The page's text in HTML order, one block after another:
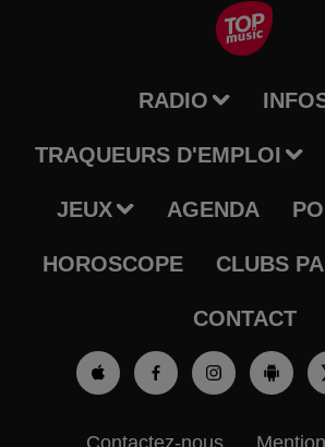
RADIO
TRAQUEURS D'EMPLOI
JEUX AGENDA
HOROSCOPE CLUBS
CONTACT
Contactez-nous